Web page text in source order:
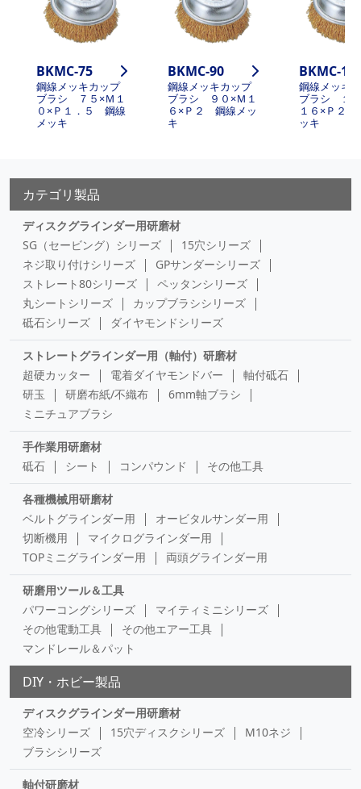
BKMC-75
鋼線メッキカップ
ブラシ ７５×Ｍ１
０×Ｐ１．５ 鋼線
メッキ
BKMC-90
鋼線メッキカップ
ブラシ ９０×Ｍ１
６×Ｐ２ 鋼線メッ
キ
BKMC-
鋼線メッキ
ブラシ １
１６×Ｐ２
ッキ
カテゴリ製品
ディスクグラインダー用研磨材
SG（セービング）シリーズ
15穴シリーズ
ネジ取り付けシリーズ
GPサンダーシリーズ
ストレート80シリーズ
ペッタンシリーズ
丸シートシリーズ
カップブラシシリーズ
砥石シリーズ
ダイヤモンドシリーズ
ストレートグラインダー用（軸付）研磨材
超硬カッター
電着ダイヤモンドバー
軸付砥石
研玉
研磨布紙/不織布
6mm軸ブラシ
ミニチュアブラシ
手作業用研磨材
砥石
シート コンパウンド その他工具
各種機械用研磨材
ベルトグラインダー用
オービタルサンダー用
切断機用
マイクログラインダー用
TOPミニグラインダー用
両頭グラインダー用
研磨用ツール＆工具
パワーコングシリーズ
マイティミニシリーズ
その他電動工具
その他エアー工具
マンドレール＆パット
DIY・ホビー製品
ディスクグラインダー用研磨材
空冷シリーズ
15穴ディスクシリーズ
M10ネジ
ブラシシリーズ
軸付研磨材